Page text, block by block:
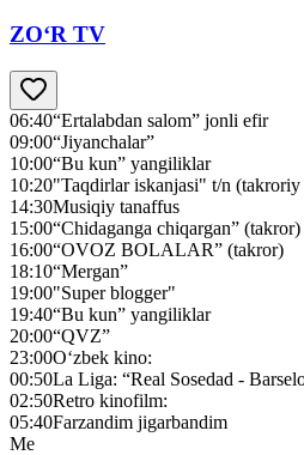
ZO‘R TV
06:40“Ertalabdan salom” jonli efir
09:00“Jiyanchalar”
10:00“Bu kun” yangiliklar
10:20"Taqdirlar iskanjasi" t/n (takroriy
14:30Musiqiy tanaffus
15:00“Chidaganga chiqargan” (takror)
16:00“OVOZ BOLALAR” (takror)
18:10“Mergan”
19:00"Super blogger"
19:40“Bu kun” yangiliklar
20:00“QVZ”
23:00O‘zbek kino:
00:50La Liga: “Real Sosedad -
02:50Retro kinofilm:
05:40Farzandim jigarbandim
Me